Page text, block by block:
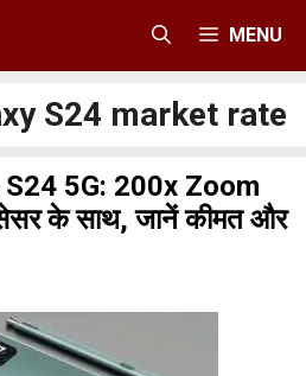
MENU
S24 market rate
5G: 200x Zoom
के साथ, जानें कीमत और